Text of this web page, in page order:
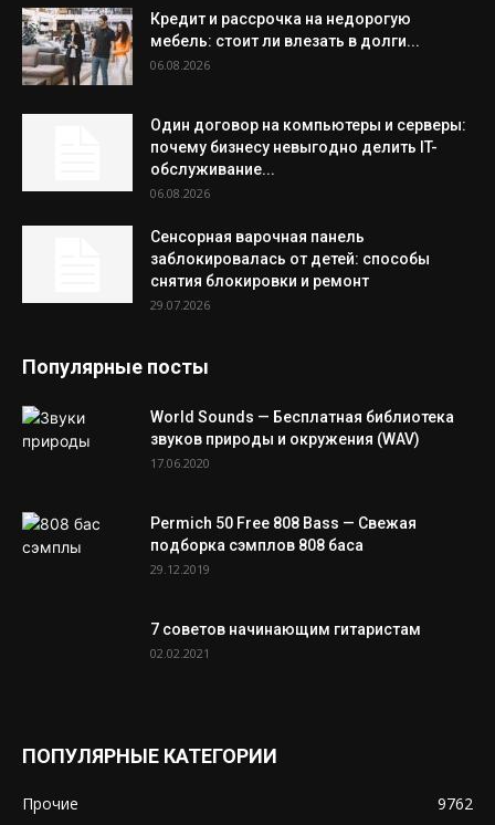
Кредит и рассрочка на недорогую
мебель: стоит ли влезать в долги...
06.08.2026
Один договор на компьютеры и серверы:
почему бизнесу невыгодно делить IT-
обслуживание...
06.08.2026
Сенсорная варочная панель
заблокировалась от детей: способы
снятия блокировки и ремонт
29.07.2026
Популярные посты
World Sounds — Бесплатная библиотека
звуков природы и окружения (WAV)
17.06.2020
Permich 50 Free 808 Bass — Свежая
подборка сэмплов 808 баса
29.12.2019
7 советов начинающим гитаристам
02.02.2021
ПОПУЛЯРНЫЕ КАТЕГОРИИ
Прочие
9762